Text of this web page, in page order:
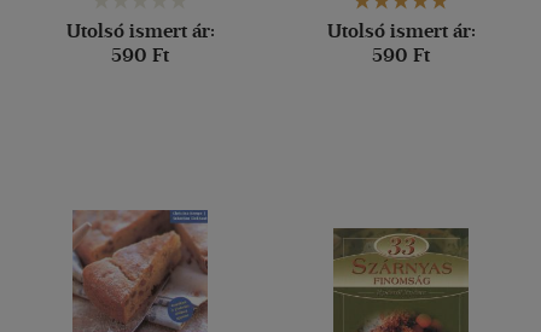
Utolsó ismert ár:
590 Ft
Utolsó ismert ár:
590 Ft